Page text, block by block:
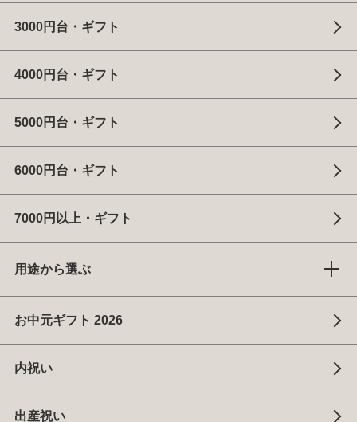
3000円台・ギフト
4000円台・ギフト
5000円台・ギフト
6000円台・ギフト
7000円以上・ギフト
用途から選ぶ
お中元ギフト 2026
内祝い
出産祝い